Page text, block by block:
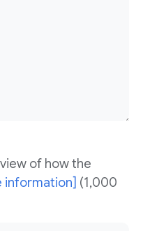
of how the
information] (1,000